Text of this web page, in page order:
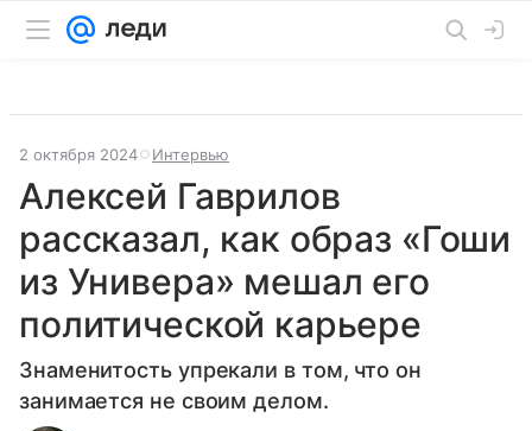
2 октября 2024 Интервью
Алексей Гаврилов
рассказал, как образ «Гоши
из Универа» мешал его
политической карьере
Знаменитость упрекали в том, что он
занимается не своим делом.